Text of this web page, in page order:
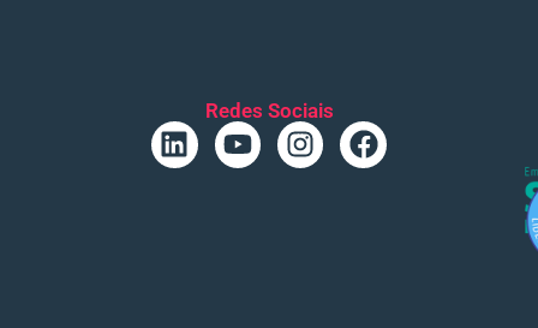
Redes Sociais